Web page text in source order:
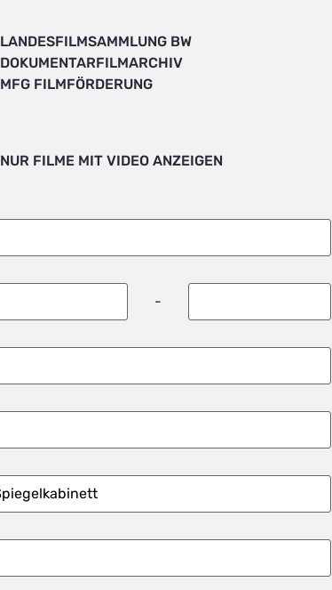
LANDESFILMSAMMLUNG BW
DOKUMENTARFILMARCHIV
MFG FILMFÖRDERUNG
NUR FILME MIT VIDEO ANZEIGEN
-